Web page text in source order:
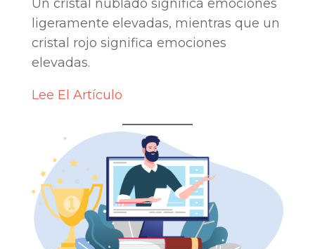
Un cristal nublado significa emociones
ligeramente elevadas, mientras que un
cristal rojo significa emociones
elevadas.
Lee El Artículo